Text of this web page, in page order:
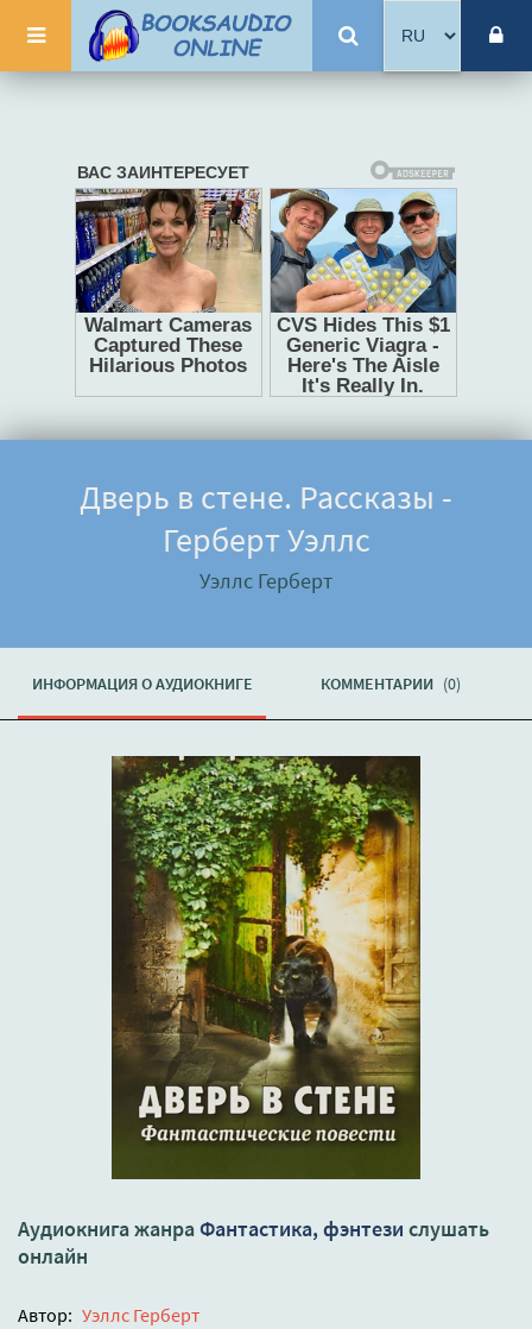
Дверь в стене. Рассказы -
Герберт Уэллс
Уэллс Герберт
ИНФОРМАЦИЯ О АУДИОКНИГЕ КОММЕНТАРИИ (0)
Аудиокнига жанра Фантастика, фэнтези слушать
онлайн
Автор: Уэллс Герберт